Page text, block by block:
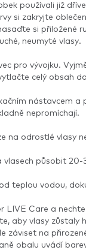
používali již
si zakryjte
si přiložené
neumyté vlasy.
pro vývojku.
celý obsah
nástavcem a
nepromíchají.
na odrostlé vlasy
vlasech působit 20-
teplou vodou,
LIVE Care a
aby vlasy zůstaly
záviset na
obalu uvádí